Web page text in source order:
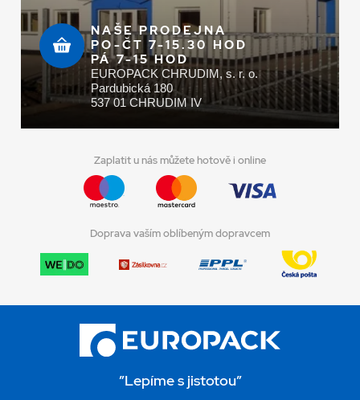
NAŠE PRODEJNA
PO-ČT 7-15.30 HOD
PÁ 7-15 HOD
EUROPACK CHRUDIM, s. r. o.
Pardubická 180
537 01 CHRUDIM IV
Zaplatit u nás můžete hotově i online
Doprava vaším oblíbeným dopravcem
”Lepíme s jistotou”